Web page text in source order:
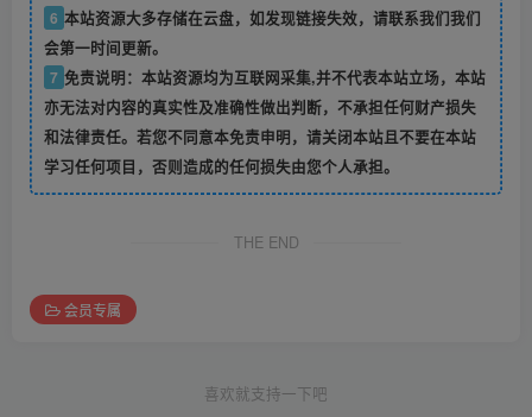
6 本站资源大多存储在云盘，如发现链接失效，请联系我们我们
会第一时间更新。
7 免责说明：本站资源均为互联网采集,并不代表本站立场，本站
亦无法对内容的真实性及准确性做出判断，不承担任何财产损失
和法律责任。若您不同意本免责申明，请关闭本站且不要在本站
学习任何项目，否则造成的任何损失由您个人承担。
THE END
会员专属
喜欢就支持一下吧